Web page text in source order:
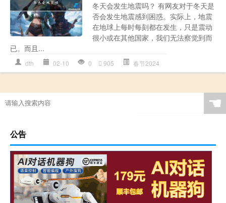
冬天会发生地震吗？ 有网友对于冬天是
否会发生地震感到困惑。实际上，地震
在地球上每时每刻都在发生，只是震动
很小或在其他国家，我们无法察觉到而
已。而且...
dth 02-10 0 905 春节2024
☚
公告